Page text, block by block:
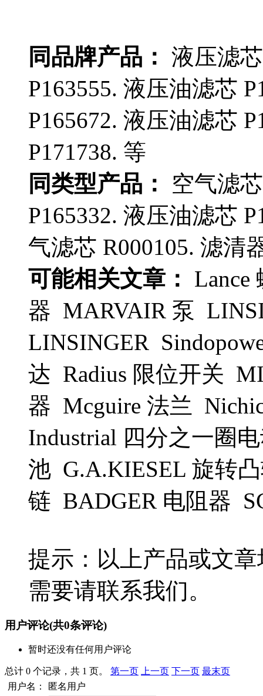
同品牌产品： 液压滤
P163555. 液压油滤芯
P165672. 液压油滤芯
P171738. 等
同类型产品：
空气滤
P165332. 液压油滤芯
气滤芯 R000105. 滤清
可能相关文章：
Lance
器 MARVAIR 泵
LINSINGER
达 Radius 限位开关
器 Mcguire 法兰
Industrial 四分之一圈
池 G.A.KIESEL 旋转
链 BADGER 电阻器
提示：以上产品或文
需要请联系我们。
用户评论(共0条评论)
暂时还没有任何用户评论
总计 0 个记录，共 1 页。 第一页 上一页 下一页 最末页
用户名：
匿名用户